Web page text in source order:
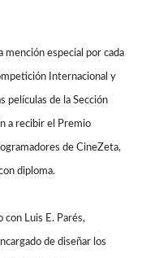
mención especial por cada
Internacional y
películas de la Sección
a recibir el Premio
de CineZeta,
diploma.
con Luis E. Parés,
de diseñar los